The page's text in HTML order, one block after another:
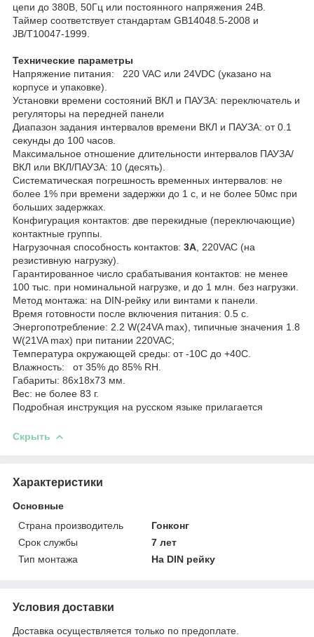
цепи до 380В, 50Гц или постоянного напряжения 24В.
Таймер соответствует стандартам GB14048.5-2008 и
JB/T10047-1999.
Технические параметры
Напряжение питания: 220 VAC или 24VDC (указано на
корпусе и упаковке).
Установки времени состояний ВКЛ и ПАУЗА: переключатель и
регуляторы на передней панели
Диапазон задания интервалов времени ВКЛ и ПАУЗА: от 0.1
секунды до 100 часов.
Максимальное отношение длительности интервалов ПАУЗА/
ВКЛ или ВКЛ/ПАУЗА: 10 (десять).
Систематическая погрешность временных интервалов: не
более 1% при времени задержки до 1 с, и не более 50мс при
больших задержках.
Конфигурация контактов: две перекидные (переключающие)
контактные группы.
Нагрузочная способность контактов: 3A , 220VAC (на
резистивную нагрузку).
Гарантированное число срабатывания контактов: не менее
100 тыс. при номинальной нагрузке, и до 1 млн. без нагрузки.
Метод монтажа: на DIN-рейку или винтами к панели.
Время готовности после включения питания: 0.5 с.
Энергопотребление: 2.2 W(24VA max), типичные значения 1.8
W(21VA max) при питании 220VAC;
Температура окружающей среды: от -10С до +40С.
Влажность: от 35% до 85% RH.
Габариты: 86х18х73 мм.
Вес: не более 83 г.
Подробная инструкция на русском языке прилагается
Скрыть
Характеристики
Основные
Страна производитель
Гонконг
Срок службы
7 лет
Тип монтажа
На DIN рейку
Условия доставки
Доставка осуществляется только по предоплате.